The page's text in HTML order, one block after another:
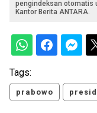
pengindeksan otomatis
Kantor Berita ANTARA.
Tags:
prabowo